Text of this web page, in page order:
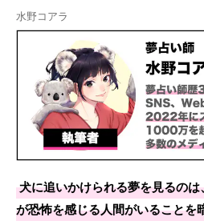
水野コアラ
犬に追いかけられる夢を見るの
が恐怖を感じる人間がいることを